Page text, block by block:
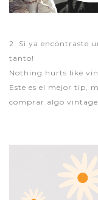
2. Si ya encontraste
tanto!
Nothing hurts like
Este es el mejor tip,
comprar algo